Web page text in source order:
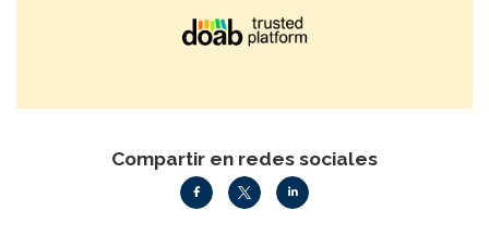
Compartir en redes sociales